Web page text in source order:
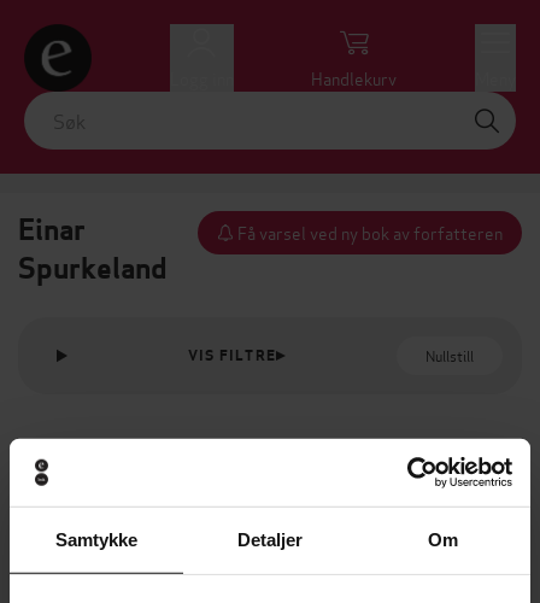
Samtykke Detaljer Om
Handlekurv
Einar
Spurkeland
Få varsel ved ny bok av forfatteren
VIS FILTRE Nullstill